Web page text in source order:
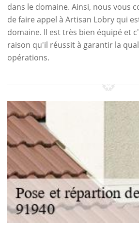
dans le domaine. Ainsi, nous vous
de faire appel à Artisan Lobry qui
domaine. Il est très bien équipé et
raison qu'il réussit à garantir la
opérations.